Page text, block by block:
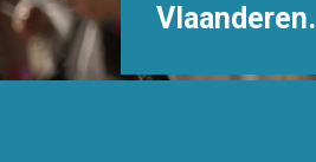
Vlaanderen.